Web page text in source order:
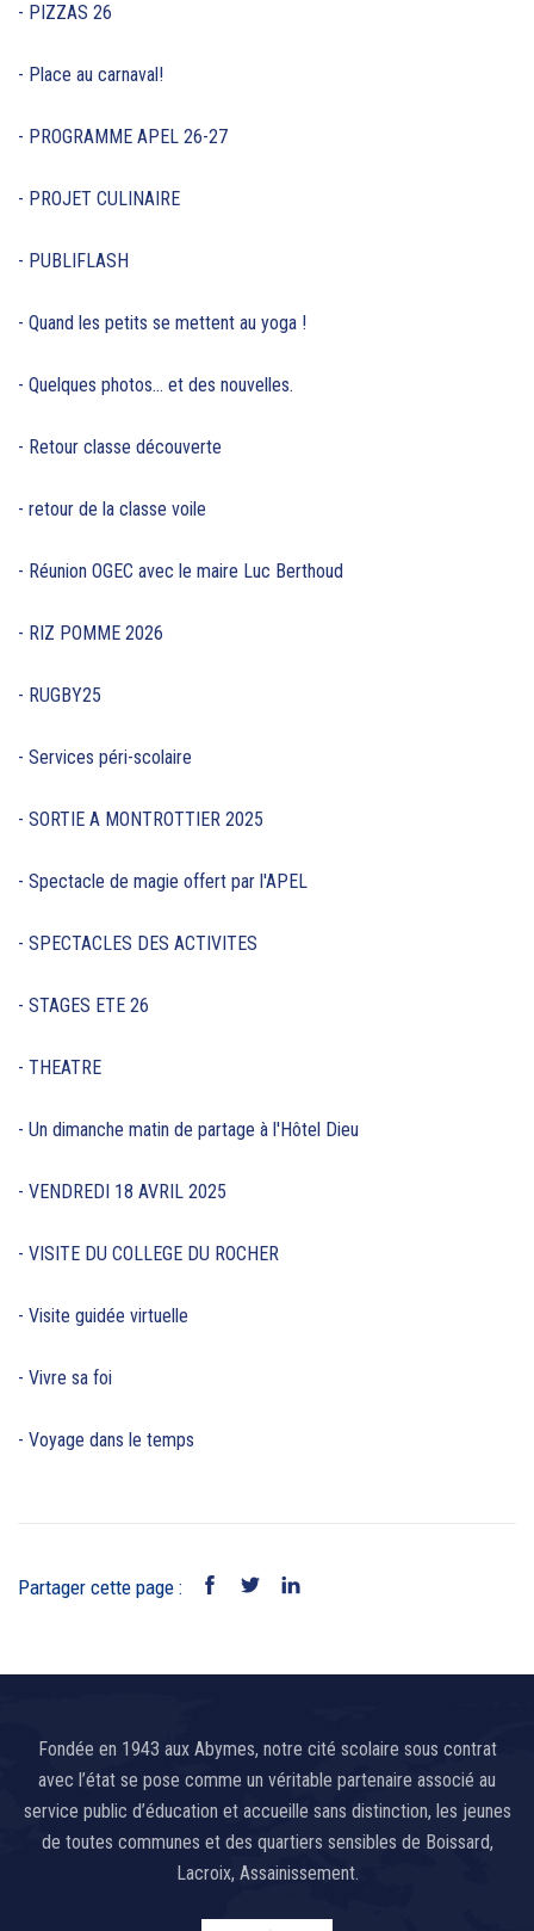
- PIZZAS 26
- Place au carnaval!
- PROGRAMME APEL 26-27
- PROJET CULINAIRE
- PUBLIFLASH
- Quand les petits se mettent au yoga !
- Quelques photos... et des nouvelles.
- Retour classe découverte
- retour de la classe voile
- Réunion OGEC avec le maire Luc Berthoud
- RIZ POMME 2026
- RUGBY25
- Services péri-scolaire
- SORTIE A MONTROTTIER 2025
- Spectacle de magie offert par l'APEL
- SPECTACLES DES ACTIVITES
- STAGES ETE 26
- THEATRE
- Un dimanche matin de partage à l'Hôtel Dieu
- VENDREDI 18 AVRIL 2025
- VISITE DU COLLEGE DU ROCHER
- Visite guidée virtuelle
- Vivre sa foi
- Voyage dans le temps
Partager cette page :
Fondée en 1943 aux Abymes, notre cité scolaire sous contrat
avec l’état se pose comme un véritable partenaire associé au
service public d’éducation et accueille sans distinction, les jeunes
de toutes communes et des quartiers sensibles de Boissard,
Lacroix, Assainissement.